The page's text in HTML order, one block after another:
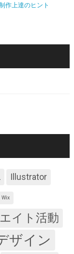
作上達のヒント
Illustrator
Wix
イト活動
ザイン